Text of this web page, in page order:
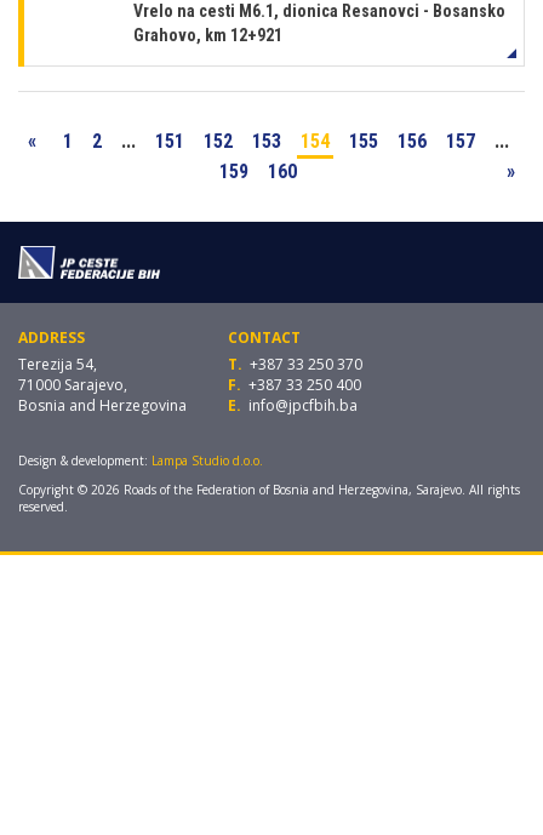
Vrelo na cesti M6.1, dionica Resanovci - Bosansko
Grahovo, km 12+921
« 1 2 ... 151 152 153 154 155 156 157
...
159
160 »
ADDRESS
Terezija 54,
71000 Sarajevo,
Bosnia and Herzegovina
CONTACT
T. +387 33 250 370
F. +387 33 250 400
E. info@jpcfbih.ba
Design & development: Lampa Studio d.o.o.
Copyright © 2026 Roads of the Federation of Bosnia and Herzegovina, Sarajevo. All rights
reserved.